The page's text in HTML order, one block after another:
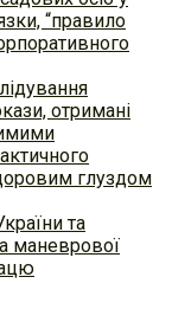
“правило
отримані
глуздом
та
маневрової